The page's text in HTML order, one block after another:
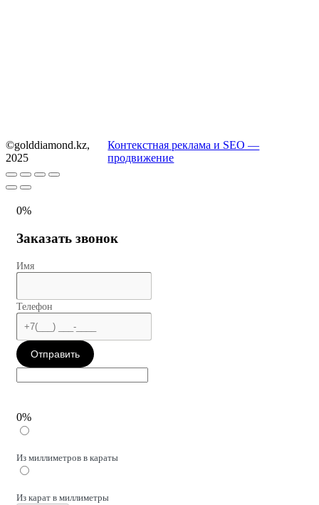
©golddiamond.kz,
2025
Контекстная реклама и SEO —
продвижение
0%
Заказать звонок
Имя
Телефон
Отправить
0%
Из миллиметров в караты
Из карат в миллиметры